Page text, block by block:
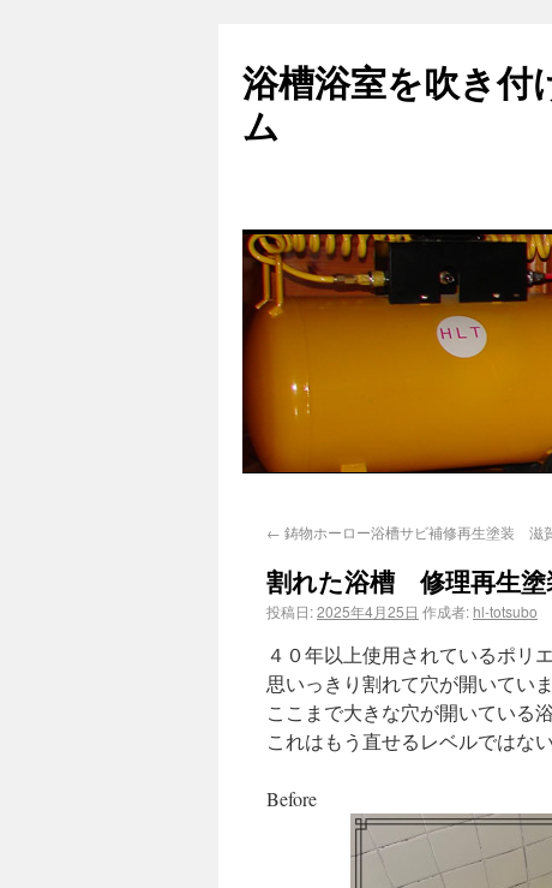
浴槽浴室を吹き付
ム
← 鋳物ホーロー浴槽サビ補修再生塗装 滋
割れた浴槽 修理再生
投稿日:2025年4月25日 作成者: hl-totsubo
４０年以上使用されているポリ
思いっきり割れて穴が開いていま
ここまで大きな穴が開いている
これはもう直せるレベルではな
Before